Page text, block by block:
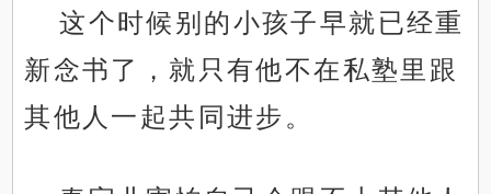
这个时候别的小孩子早就已经重
新念书了，就只有他不在私塾里跟
其他人一起共同进步。